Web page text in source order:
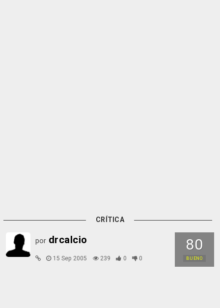
CRÍTICA
80
BUENO
por drcalcio
15 Sep 2005 239 0 0